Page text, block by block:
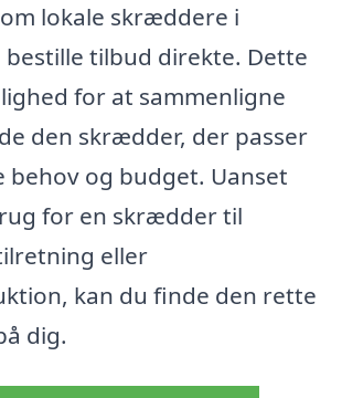
lokale skræddere i
bestille tilbud direkte. Dette
for at sammenligne
den skrædder, der passer
behov og budget. Uanset
for en skrædder til
eller
kan du finde den rette
dig.